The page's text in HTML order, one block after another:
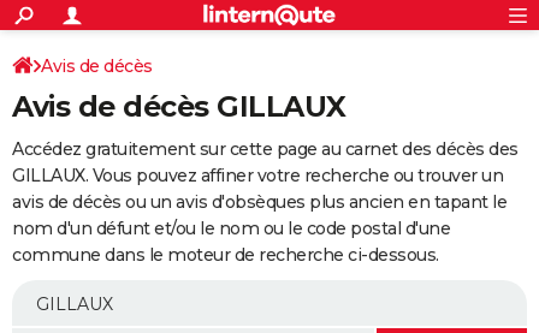
ACTUALITÉS
Politique
Société
Faits Divers
Education
Monde
Villes
+
SPORT
Coupe du monde 2026
Football
Tennis
Cyclisme
Rugby
Forum
Programme TV
TNT
Streaming
Cinéma
Sorties cinéma
Musique
+
FINANCE
Retraite
Epargne
Immobilier
Risques naturels par ville
Banque
Assurance
AUTO
Essais
Réserver un essai
Citadines
Berlines
SUV
Forum auto
+
Mobiles
Meilleur smartphone
Internet
Ordinateurs
Jeux vidéo
Guide high-tech
Avis de décès
Avis de décès GILLAUX
Accédez gratuitement sur cette page au carnet des décès des
GILLAUX. Vous pouvez affiner votre recherche ou trouver un
avis de décès ou un avis d'obsèques plus ancien en tapant le
nom d'un défunt et/ou le nom ou le code postal d'une
commune dans le moteur de recherche ci-dessous.